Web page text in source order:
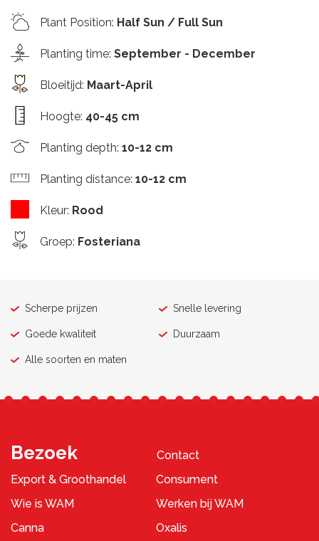
Plant Position: Half Sun / Full Sun
Planting time: September - December
Bloeitijd: Maart-April
Hoogte: 40-45 cm
Planting depth: 10-12 cm
Planting distance: 10-12 cm
Kleur: Rood
Groep: Fosteriana
Scherpe prijzen Snelle levering
Goede kwaliteit Duurzaam
Alle soorten en maten
Bezoek
Contact
Export & Groothandel
Consument
Wie is WAM
Werken bij WAM
Canna
Oxalis